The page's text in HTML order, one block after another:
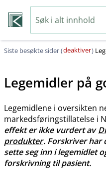
Siste besøkte sider (deaktiver)
Legemidler på
Legemidlene i oversikten
markedsføringstillatelse i
effekt er ikke vurdert av
produkter. Forskriver har
sette seg inn i legemidlet
forskrivning til pasient.